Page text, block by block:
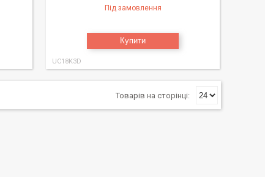
Під замовлення
Купити
UC18K3D